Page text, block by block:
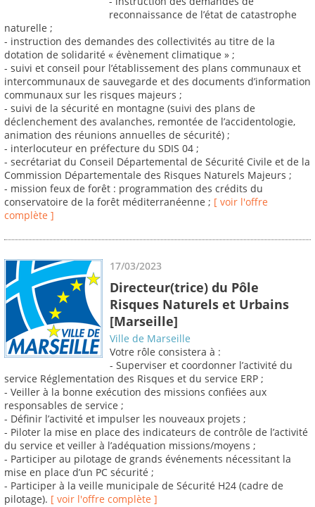
reconnaissance de l’état de catastrophe
naturelle ;
- instruction des demandes des collectivités au titre de la
dotation de solidarité « évènement climatique » ;
- suivi et conseil pour l’établissement des plans communaux et
intercommunaux de sauvegarde et des documents d’information
communaux sur les risques majeurs ;
- suivi de la sécurité en montagne (suivi des plans de
déclenchement des avalanches, remontée de l’accidentologie,
animation des réunions annuelles de sécurité) ;
- interlocuteur en préfecture du SDIS 04 ;
- secrétariat du Conseil Départemental de Sécurité Civile et de la
Commission Départementale des Risques Naturels Majeurs ;
- mission feux de forêt : programmation des crédits du
conservatoire de la forêt méditerranéenne ; [ voir l'offre
complète ]
17/03/2023
Directeur(trice) du Pôle
Risques Naturels et Urbains
[Marseille]
Ville de Marseille
Votre rôle consistera à :
- Superviser et coordonner l’activité du
service Réglementation des Risques et du service ERP ;
- Veiller à la bonne exécution des missions confiées aux
responsables de service ;
- Définir l’activité et impulser les nouveaux projets ;
- Piloter la mise en place des indicateurs de contrôle de l’activité
du service et veiller à l’adéquation missions/moyens ;
- Participer au pilotage de grands événements nécessitant la
mise en place d’un PC sécurité ;
- Participer à la veille municipale de Sécurité H24 (cadre de
pilotage). [ voir l'offre complète ]